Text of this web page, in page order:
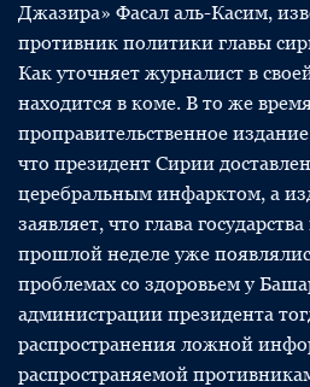
Джазира» Фасал аль-Касим,
противник политики главы
Как уточняет журналист в
находится в коме. В то же
проправительственное
что президент Сирии
церебральным инфарктом, а
заявляет, что глава
прошлой неделе уже
проблемах со здоровьем у
администрации президента
распространения ложной
распространяемой